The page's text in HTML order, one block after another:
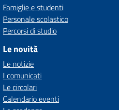
Famiglie e studenti
Personale scolastico
Percorsi di studio
Le novità
Le notizie
I comunicati
Le circolari
Calendario eventi